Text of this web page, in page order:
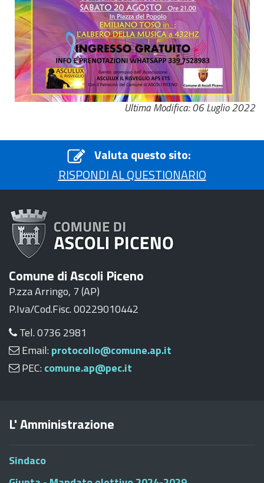
Ultima Modifica: 06 Luglio 2022
Valuta questo sito:
RISPONDI AL QUESTIONARIO
Comune di Ascoli Piceno
P.zza Arringo, 7 (AP)
P.Iva/Cod.Fisc. 00229010442
Tel. 0736 2981
Email: protocollo@comune.ap.it
PEC: comune.ap@pec.it
L' Amministrazione
Sindaco